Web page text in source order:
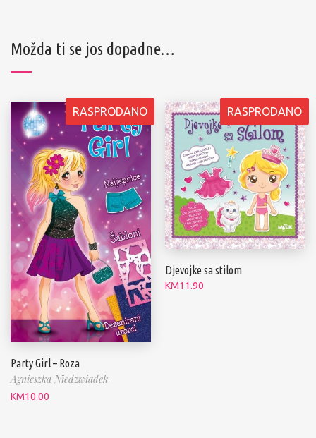
Možda ti se jos dopadne…
RASPRODANO
Party Girl – Roza
Agnieszka Niedzwiadek
KM10.00
RASPRODANO
Djevojke sa stilom
KM11.90